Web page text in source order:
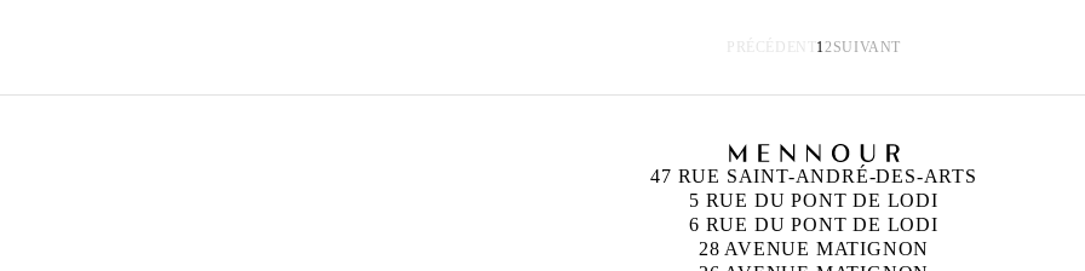
PRÉCÉDENT 12SUIVANT
47 RUE SAINT-ANDRÉ-DES-ARTS
5 RUE DU PONT DE LODI
6 RUE DU PONT DE LODI
28 AVENUE MATIGNON